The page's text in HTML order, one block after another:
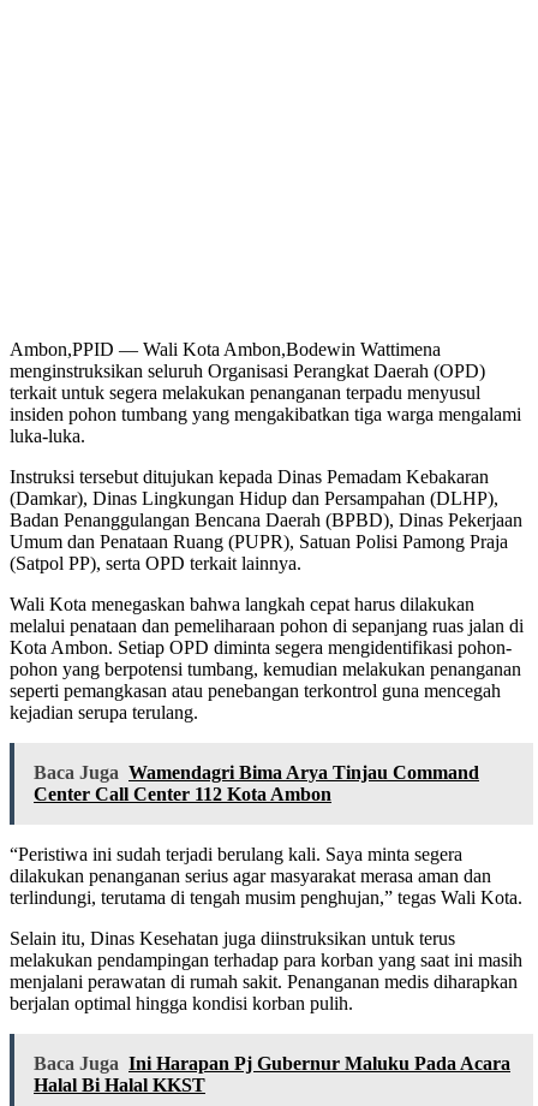
Ambon,PPID — Wali Kota Ambon,Bodewin Wattimena
menginstruksikan seluruh Organisasi Perangkat Daerah (OPD)
terkait untuk segera melakukan penanganan terpadu menyusul
insiden pohon tumbang yang mengakibatkan tiga warga mengalami
luka-luka.
Instruksi tersebut ditujukan kepada Dinas Pemadam Kebakaran
(Damkar), Dinas Lingkungan Hidup dan Persampahan (DLHP),
Badan Penanggulangan Bencana Daerah (BPBD), Dinas Pekerjaan
Umum dan Penataan Ruang (PUPR), Satuan Polisi Pamong Praja
(Satpol PP), serta OPD terkait lainnya.
Wali Kota menegaskan bahwa langkah cepat harus dilakukan
melalui penataan dan pemeliharaan pohon di sepanjang ruas jalan di
Kota Ambon. Setiap OPD diminta segera mengidentifikasi pohon-
pohon yang berpotensi tumbang, kemudian melakukan penanganan
seperti pemangkasan atau penebangan terkontrol guna mencegah
kejadian serupa terulang.
Baca Juga Wamendagri Bima Arya Tinjau Command
Center Call Center 112 Kota Ambon
“Peristiwa ini sudah terjadi berulang kali. Saya minta segera
dilakukan penanganan serius agar masyarakat merasa aman dan
terlindungi, terutama di tengah musim penghujan,” tegas Wali Kota.
Selain itu, Dinas Kesehatan juga diinstruksikan untuk terus
melakukan pendampingan terhadap para korban yang saat ini masih
menjalani perawatan di rumah sakit. Penanganan medis diharapkan
berjalan optimal hingga kondisi korban pulih.
Baca Juga Ini Harapan Pj Gubernur Maluku Pada Acara
Halal Bi Halal KKST